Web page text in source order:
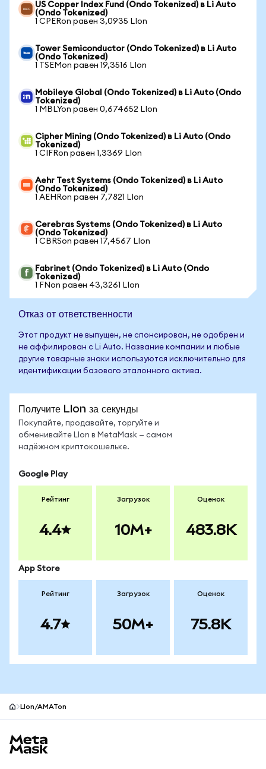
US Copper Index Fund (Ondo Tokenized) в Li Auto
(Ondo Tokenized)
1 CPERon равен 3,0935 LIon
Tower Semiconductor (Ondo Tokenized) в Li Auto
(Ondo Tokenized)
1 TSEMon равен 19,3516 LIon
Mobileye Global (Ondo Tokenized) в Li Auto (Ondo
Tokenized)
1 MBLYon равен 0,674652 LIon
Cipher Mining (Ondo Tokenized) в Li Auto (Ondo
Tokenized)
1 CIFRon равен 1,3369 LIon
Aehr Test Systems (Ondo Tokenized) в Li Auto
(Ondo Tokenized)
1 AEHRon равен 7,7821 LIon
Cerebras Systems (Ondo Tokenized) в Li Auto
(Ondo Tokenized)
1 CBRSon равен 17,4567 LIon
Fabrinet (Ondo Tokenized) в Li Auto (Ondo
Tokenized)
1 FNon равен 43,3261 LIon
Отказ от ответственности
Этот продукт не выпущен, не спонсирован, не одобрен и
не аффилирован с Li Auto. Название компании и любые
другие товарные знаки используются исключительно для
идентификации базового эталонного актива.
Получите LIon за секунды
Покупайте, продавайте, торгуйте и
обменивайте LIon в MetaMask — самом
надёжном криптокошельке.
Google Play
Рейтинг
4.4
Загрузок
10M+
Оценок
483.8K
App Store
Рейтинг
4.7
Загрузок
50M+
Оценок
75.8K
LIon/AMATon